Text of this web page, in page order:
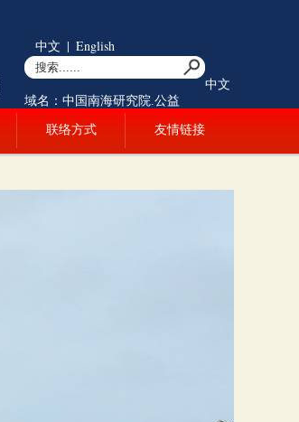
中文 | English
中文
域名：中国南海研究院.公益
联络方式 友情链接